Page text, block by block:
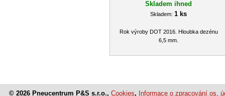
Skladem ihned
Skladem: 1 ks
Rok výroby DOT 2016. Hloubka dezénu
6,5 mm.
© 2026 Pneucentrum P&S s.r.o., Cookies, Informace o zpracování os.